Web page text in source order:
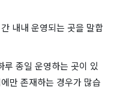
내내 운영되는 곳을 말합
루 종일 운영하는 곳이 있
만 존재하는 경우가 많습